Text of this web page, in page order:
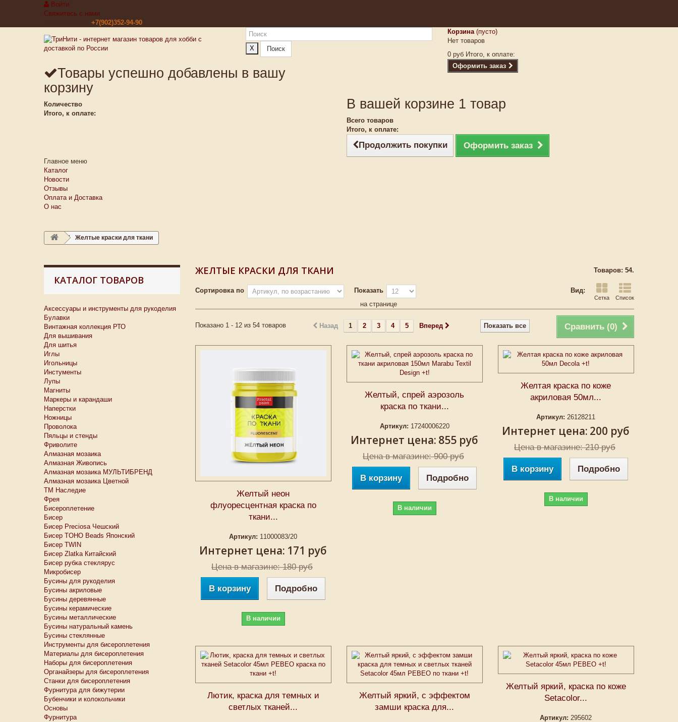
Войти
Свяжитесь с нами
+7(902)352-94-90
X Поиск
Корзина (пусто)
Нет товаров
0 руб Итого, к оплате:
Оформить заказ
Товары успешно добавлены в вашу
корзину
Количество
Итого, к оплате:
В вашей корзине 1 товар
Всего товаров
Итого, к оплате:
Продолжить покупки Оформить заказ
Главное меню
Каталог
Новости
Отзывы
Оплата и Доставка
О нас
Желтые краски для ткани
КАТАЛОГ ТОВАРОВ
Аксессуары и инструменты для рукоделия
Булавки
Винтажная коллекция РТО
Для вышивания
Для шитья
Иглы
Игольницы
Инстументы
Лупы
Магниты
Маркеры и карандаши
Наперстки
Ножницы
Проволока
Пяльцы и стенды
Фриволите
Алмазная мозаика
Алмазная Живопись
Алмазная мозаика МУЛЬТИБРЕНД
Алмазная мозаика Цветной
ТМ Наследие
Фрея
Бисероплетение
Бисер
Бисер Preciosa Чешский
Бисер TOHO Beads Японский
Бисер TWIN
Бисер Zlatka Китайский
Бисер рубка стеклярус
Микробисер
Бусины для рукоделия
Бусины акриловые
Бусины деревянные
Бусины керамические
Бусины металлические
Бусины натуральный камень
Бусины стеклянные
Инструменты для бисероплетения
Материалы для бисероплетения
Наборы для бисероплетения
Органайзеры для бисероплетения
Станки для бисероплетения
Фурнитура для бижутерии
Бубенчики и колокольчики
Основы
Фурнитура
ЖЕЛТЫЕ КРАСКИ ДЛЯ ТКАНИ Товаров: 54.
Вид:
Сетка Список
Сортировка по
Показать
на странице
Сравнить (0)
Показать все
Назад 1 2 3 4 5 Вперед
Показано 1 - 12 из 54 товаров
Желтый неон
флуоресцентная краска по
ткани...
Артикул: 11000083/20
Интернет цена: 171 руб
Цена в магазине: 180 руб
В корзину Подробно
В наличии
Желтый, спрей аэрозоль
краска по ткани...
Артикул: 17240006220
Интернет цена: 855 руб
Цена в магазине: 900 руб
В корзину Подробно
В наличии
Желтая краска по коже
акриловая 50мл...
Артикул: 26128211
Интернет цена: 200 руб
Цена в магазине: 210 руб
В корзину Подробно
В наличии
Лютик, краска для темных и
светлых тканей...
Желтый яркий, с эффектом
замши краска для...
Желтый яркий, краска по коже
Setacolor...
Артикул: 295602